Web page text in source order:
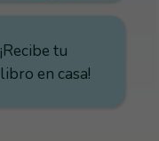
¡Recibe tu
libro en casa!